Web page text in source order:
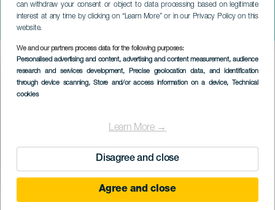
can withdraw your consent or object to data processing based on legitimate
interest at any time by clicking on “Learn More” or in our Privacy Policy on this
website.
We and our partners process data for the following purposes:
Personalised advertising and content, advertising and content measurement, audience
research and services development, Precise geolocation data, and identification
through device scanning, Store and/or access information on a device, Technical
cookies
Learn More →
Disagree and close
Agree and close
Jorge Blass: Ilusionarte
TENERIFE
Imagen
Listado